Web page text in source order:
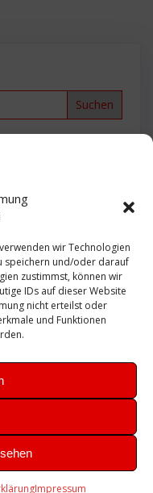
wir Technologien
speichern und/oder darauf
zustimmst, können wir
IDs auf dieser Website
nicht erteilst oder
und Funktionen
Impressum
Sicherheit
SSL Ubuntu
VCSA Veeam
Windows